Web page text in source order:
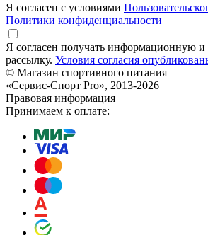
Я согласен с условиями
Политики конфиденциальности
Я согласен получать информационную
рассылку. Условия согласия
© Магазин спортивного питания
«Сервис-Спорт Pro», 2013-2026
Правовая информация
Принимаем к оплате: